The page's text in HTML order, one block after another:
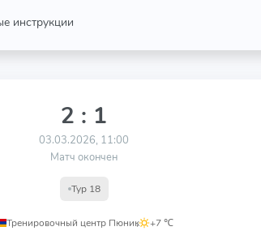
инструкции
2 : 1
03.03.2026, 11:00
Матч окончен
Тур 18
Тренировочный центр Пюник
, +7 ℃